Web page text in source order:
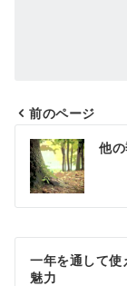
投
稿
ナ
ビ
ゲ
前のページ
他
一年を通して使
魅力